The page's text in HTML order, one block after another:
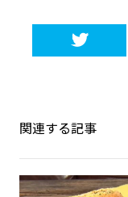
関連する記事